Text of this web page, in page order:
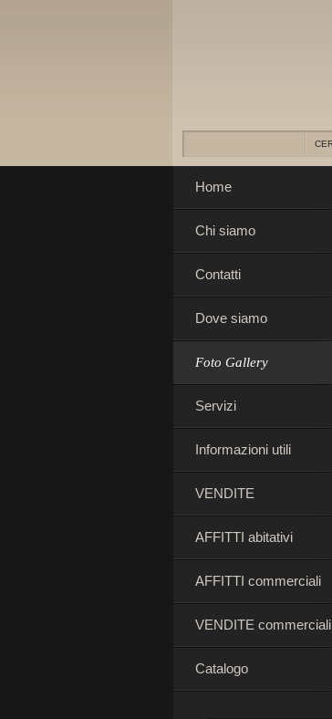
Home
Chi siamo
Contatti
Dove siamo
Foto Gallery
Servizi
Informazioni utili
VENDITE
AFFITTI abitativi
AFFITTI commerciali
VENDITE commerciali
Catalogo